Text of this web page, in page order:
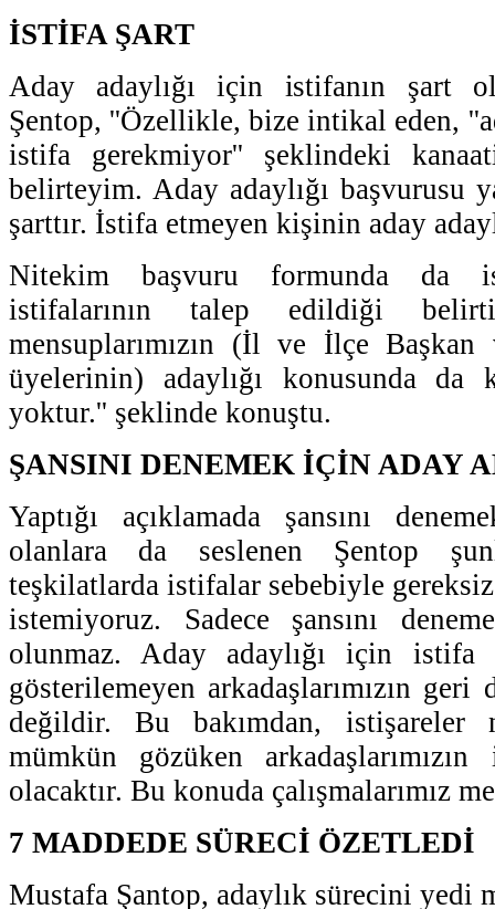
İSTİFA ŞART
Aday adaylığı için istifanın şart
Şentop, ''Özellikle, bize intikal eden,
istifa gerekmiyor'' şeklindeki
belirteyim. Aday adaylığı başvurusu
şarttır. İstifa etmeyen kişinin aday
Nitekim başvuru formunda da
istifalarının talep edildiği
mensuplarımızın (İl ve İlçe
üyelerinin) adaylığı konusunda da
yoktur.'' şeklinde konuştu.
ŞANSINI DENEMEK İÇİN ADAY
Yaptığı açıklamada şansını
olanlara da seslenen Şentop
teşkilatlarda istifalar sebebiyle gereksiz
istemiyoruz. Sadece şansını
olunmaz. Aday adaylığı için istifa
gösterilemeyen arkadaşlarımızın
değildir. Bu bakımdan, istişareler
mümkün gözüken
olacaktır. Bu konuda çalışmalarımız
7 MADDEDE SÜRECİ ÖZETLEDİ
Mustafa Şantop, adaylık sürecini yedi